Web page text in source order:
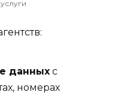
данных с
номерах